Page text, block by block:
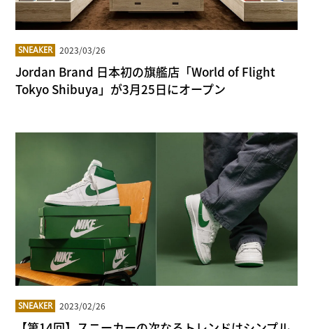
SNEAKER 2023/03/26
Jordan Brand 日本初の旗艦店「World of Flight
Tokyo Shibuya」が3月25日にオープン
SNEAKER 2023/02/26